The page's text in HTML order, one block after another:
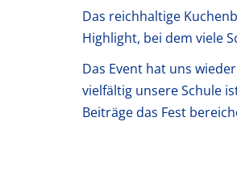
Das reichhaltige
Highlight, bei dem viele
Das Event hat uns
vielfältig unsere Schule
Beiträge das Fest